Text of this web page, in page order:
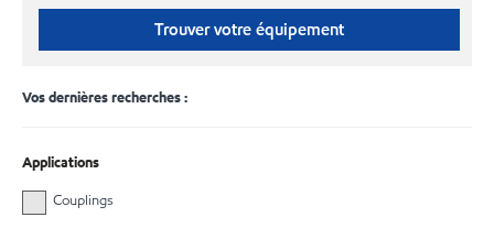
Trouver votre équipement
Vos dernières recherches :
Applications
Couplings